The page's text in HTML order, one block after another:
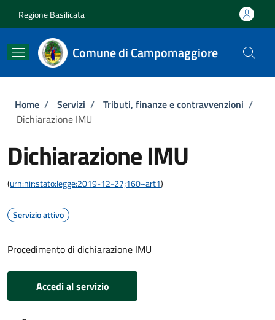
Regione Basilicata
Comune di Campomaggiore
Briciole di pane
Home / Servizi / Tributi, finanze e contravvenzioni /
Dichiarazione IMU
Dichiarazione IMU
(urn:nir:stato:legge:2019-12-27;160~art1)
Servizio attivo
Procedimento di dichiarazione IMU
Accedi al servizio